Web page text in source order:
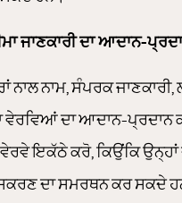
ਜਾਣਕਾਰੀ ਦਾ ਆਦਾਨ-
ਨਾਲ ਨਾਮ, ਸੰਪਰਕ
ਵੇਰਵਿਆਂ ਦਾ ਆਦਾਨ-ਪ੍ਰਦਾਨ
ਵੇਰਵੇ ਇਕੱਠੇ ਕਰੋ, ਕਿਉਂਕਿ
ਦਾ ਸਮਰਥਨ ਕਰ ਸਕਦੇ